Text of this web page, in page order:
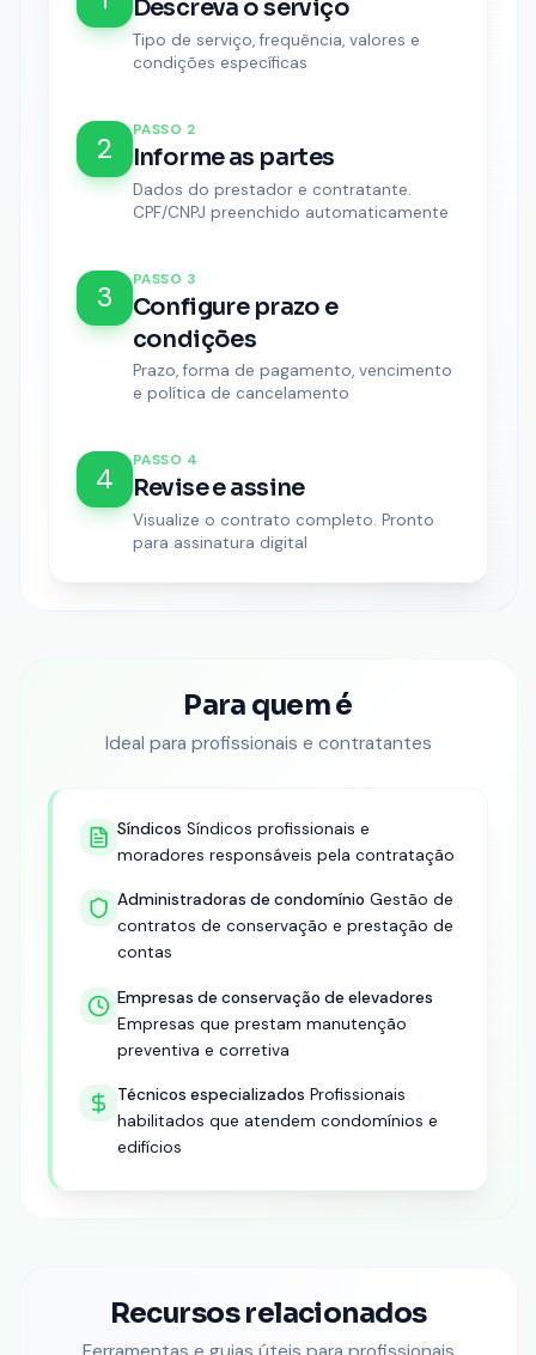
Descreva o serviço
Tipo de serviço, frequência, valores e
condições específicas
2
PASSO 2
Informe as partes
Dados do prestador e contratante.
CPF/CNPJ preenchido automaticamente
3
PASSO 3
Configure prazo e
condições
Prazo, forma de pagamento, vencimento
e política de cancelamento
4
PASSO 4
Revise e assine
Visualize o contrato completo. Pronto
para assinatura digital
Para quem é
Ideal para profissionais e contratantes
Síndicos Síndicos profissionais e
moradores responsáveis pela contratação
Administradoras de condomínio Gestão de
contratos de conservação e prestação de
contas
Empresas de conservação de elevadores
Empresas que prestam manutenção
preventiva e corretiva
Técnicos especializados Profissionais
habilitados que atendem condomínios e
edifícios
Recursos relacionados